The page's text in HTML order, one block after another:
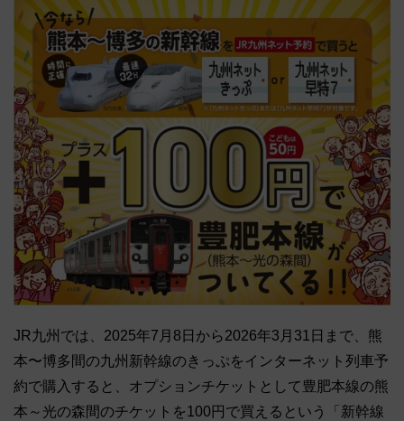
JR九州では、2025年7月8日から2026年3月31日まで、熊
本〜博多間の九州新幹線のきっぷをインターネット列車予
約で購入すると、オプションチケットとして豊肥本線の熊
本～光の森間のチケットを100円で買えるという「新幹線